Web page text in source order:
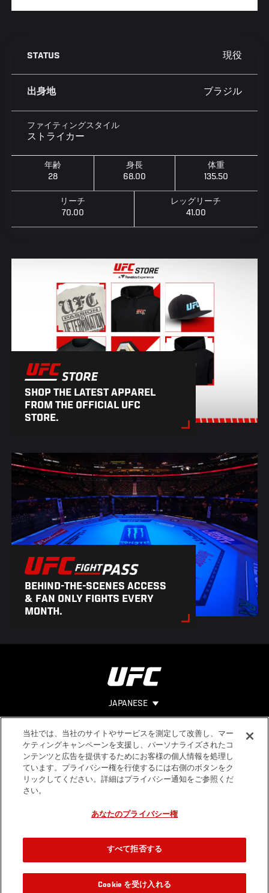
STATUS 現役
出身地 ブラジル
ファイティングスタイル
ストライカー
年齢
28
身長
68.00
体重
135.50
リーチ
70.00
レッグリーチ
41.00
SHOP THE LATEST APPAREL
FROM THE OFFICIAL UFC
STORE.
BEHIND-THE-SCENES ACCESS
& FAN ONLY FIGHTS EVERY
MONTH.
JAPANESE
Footer ヘルプ
法的事項
利用規約
個人情報保
当社では、当社のサイトやサービスを測定して改善し、マー
ケティングキャンペーンを支援し、パーソナライズされたコ
ンテンツと広告を提供するためにお客様の個人情報を処理し
ています。プライバシー権を行使するには右側のボタンをク
リックしてください。詳細はプライバシー通知をご参照くだ
さい。
あなたのプライバシー権
すべて拒否する
Cookie を受け入れる